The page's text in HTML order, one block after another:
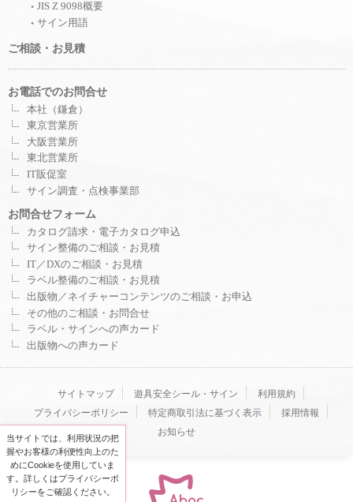
当サイトでは、利用状況の把
握やお客様の利便性向上のた
めにCookieを使用していま
す。詳しくはプライバシーポ
リシーをご確認ください。
JIS Z 9098概要
サイン用語
ご相談・お見積
お電話でのお問合せ
本社（鎌倉）
東京営業所
大阪営業所
東北営業所
IT販促室
サイン調査・点検事業部
お問合せフォーム
カタログ請求・電子カタログ申込
サイン整備のご相談・お見積
IT／DXのご相談・お見積
ラベル整備のご相談・お見積
出版物／ネイチャーコンテンツのご相談・お申込
その他のご相談・お問合せ
ラベル・サインへの声カード
出版物への声カード
サイトマップ 遊具安全シール・サイン
利用規約
プライバシーポリシー
特定商取引法に基づく表示
採用情報
お知らせ